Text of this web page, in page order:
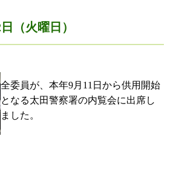
（火曜日）
全委員が、本年9月11日から供用開始
となる太田警察署の内覧会に出席し
ました。